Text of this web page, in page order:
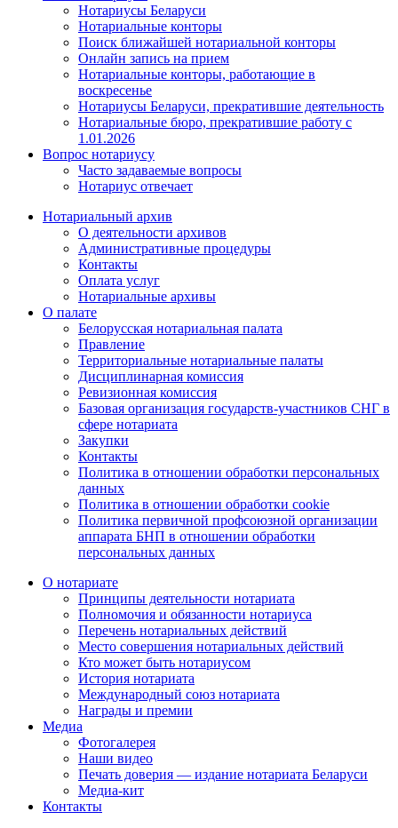
Нотариусы Беларуси
Нотариальные конторы
Поиск ближайшей нотариальной конторы
Онлайн запись на прием
Нотариальные конторы, работающие в
воскресенье
Нотариусы Беларуси, прекратившие деятельность
Нотариальные бюро, прекратившие работу с
1.01.2026
Вопрос нотариусу
Часто задаваемые вопросы
Нотариус отвечает
Нотариальный архив
О деятельности архивов
Административные процедуры
Контакты
Оплата услуг
Нотариальные архивы
О палате
Белорусская нотариальная палата
Правление
Территориальные нотариальные палаты
Дисциплинарная комиссия
Ревизионная комиссия
Базовая организация государств-участников СНГ в
сфере нотариата
Закупки
Контакты
Политика в отношении обработки персональных
данных
Политика в отношении обработки cookie
Политика первичной профсоюзной организации
аппарата БНП в отношении обработки
персональных данных
О нотариате
Принципы деятельности нотариата
Полномочия и обязанности нотариуса
Перечень нотариальных действий
Место совершения нотариальных действий
Кто может быть нотариусом
История нотариата
Международный союз нотариата
Награды и премии
Медиа
Фотогалерея
Наши видео
Печать доверия — издание нотариата Беларуси
Медиа-кит
Контакты